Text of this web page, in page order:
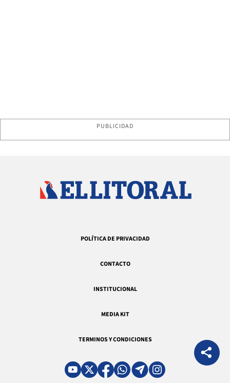
PUBLICIDAD
POLÍTICA DE PRIVACIDAD
CONTACTO
INSTITUCIONAL
MEDIA KIT
TERMINOS Y CONDICIONES